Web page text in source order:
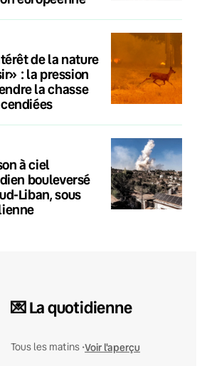
de la nature
: la pression
la chasse
à ciel
bouleversé
Liban, sous
💌 La quotidienne
Tous les matins •Voir l'aperçu